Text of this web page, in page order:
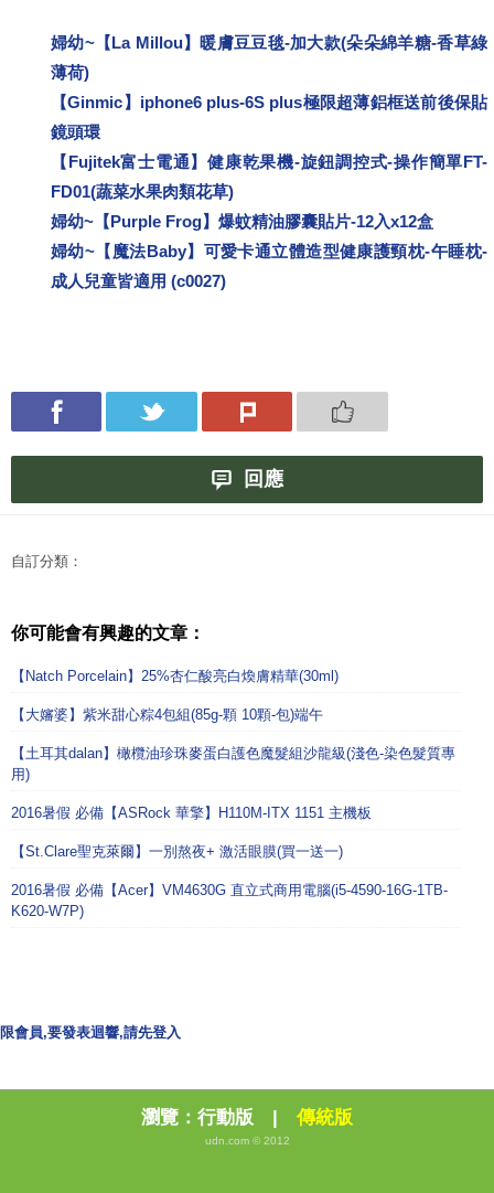
婦幼~【La Millou】暖膚豆豆毯-加大款(朵朵綿羊糖-香草綠
薄荷)
【Ginmic】iphone6 plus-6S plus極限超薄鋁框送前後保貼
鏡頭環
【Fujitek富士電通】健康乾果機-旋鈕調控式-操作簡單FT-
FD01(蔬菜水果肉類花草)
婦幼~【Purple Frog】爆蚊精油膠囊貼片-12入x12盒
婦幼~【魔法Baby】可愛卡通立體造型健康護頸枕-午睡枕-
成人兒童皆適用 (c0027)
回應
自訂分類：
你可能會有興趣的文章：
【Natch Porcelain】25%杏仁酸亮白煥膚精華(30ml)
【大嬸婆】紫米甜心粽4包組(85g-顆 10顆-包)端午
【土耳其dalan】橄欖油珍珠麥蛋白護色魔髮組沙龍級(淺色-染色髮質專
用)
2016暑假 必備【ASRock 華擎】H110M-ITX 1151 主機板
【St.Clare聖克萊爾】一別熬夜+ 激活眼膜(買一送一)
2016暑假 必備【Acer】VM4630G 直立式商用電腦(i5-4590-16G-1TB-
K620-W7P)
限會員,要發表迴響,請先登入
瀏覽： 行動版 | 傳統版
udn.com © 2012